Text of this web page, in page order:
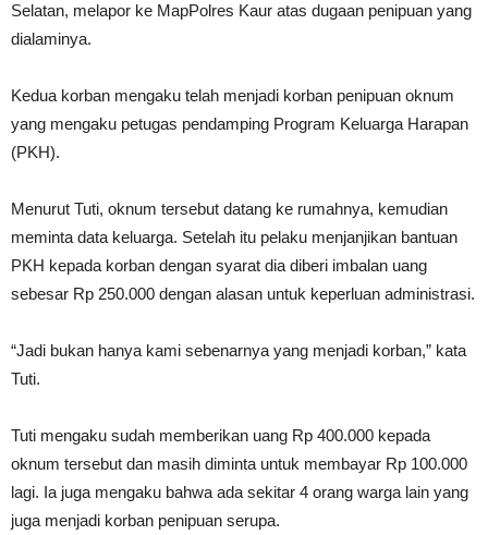
Selatan, melapor ke MapPolres Kaur atas dugaan penipuan yang
dialaminya.
Kedua korban mengaku telah menjadi korban penipuan oknum
yang mengaku petugas pendamping Program Keluarga Harapan
(PKH).
Menurut Tuti, oknum tersebut datang ke rumahnya, kemudian
meminta data keluarga. Setelah itu pelaku menjanjikan bantuan
PKH kepada korban dengan syarat dia diberi imbalan uang
sebesar Rp 250.000 dengan alasan untuk keperluan administrasi.
“Jadi bukan hanya kami sebenarnya yang menjadi korban,” kata
Tuti.
Tuti mengaku sudah memberikan uang Rp 400.000 kepada
oknum tersebut dan masih diminta untuk membayar Rp 100.000
lagi. Ia juga mengaku bahwa ada sekitar 4 orang warga lain yang
juga menjadi korban penipuan serupa.